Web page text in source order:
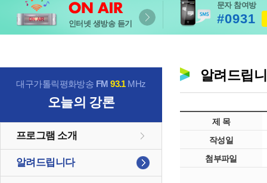
인터넷 생방송 듣기
문자 참여방
#0931
대구가톨릭평화방송 FM93.1MHz
오늘의 강론
프로그램 소개
알려드립니다
알려드립
제 목
작성일
첨부파일